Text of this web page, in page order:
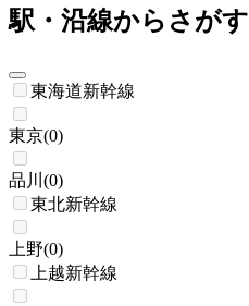
駅・沿線からさがす
東海道新幹線
東京(0)
品川 (0)
東北新幹線
上野(0)
上越新幹線